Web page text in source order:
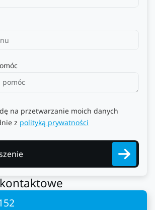
na przetwarzanie moich danych
z polityką prywatności